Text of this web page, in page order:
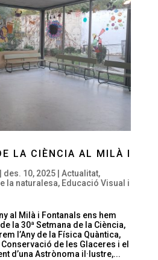
LA CIÈNCIA AL MILÀ I
des. 10, 2025| Actualitat,
la naturalesa, Educació Visual i
al Milà i Fontanals ens hem
la 30ª Setmana de la Ciència,
l’Any de la Física Quàntica,
Conservació de les Glaceres i el
d’una Astrònoma il·lustre,...